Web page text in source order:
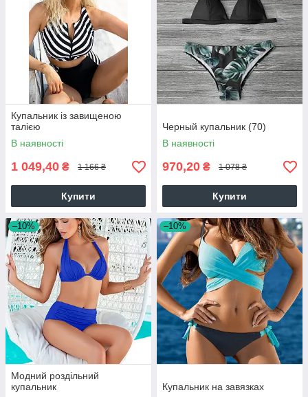
Купальник із завищеною
талією
В наявності
1 049,40 ₴ 1 166 ₴
Купити
Черный купальник (70)
В наявності
970,20 ₴ 1 078 ₴
Купити
–10%
Модний роздільний
купальник
–10%
Купальник на завязках